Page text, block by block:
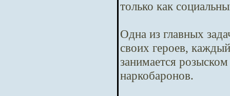
только как
Одна из главных
своих героев,
занимается
наркобаронов.